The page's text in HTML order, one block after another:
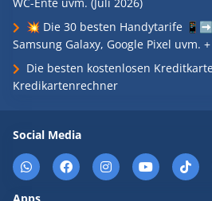
💥 Die 30 besten Handytarife
Samsung Galaxy, Google Pixel uvm.
Die besten kostenlosen
Kredikartenrechner
Social Media